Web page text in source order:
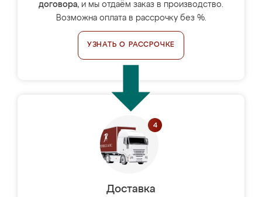
договора, и мы отдаём заказ в производство.
Возможна оплата в рассрочку без %.
УЗНАТЬ О РАССРОЧКЕ
Доставка